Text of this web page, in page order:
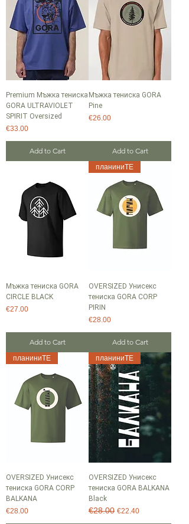
Premium Мъжка тениска
GORA ULTRAVIOLET
SPIRIT Oversized
Price
€33.00
Add to Cart
Мъжка тениска GORA
Pine
Price
€26.00
Add to Cart
Мъжка тениска GORA
CIRCLE BLACK
Price
€27.00
Add to Cart
планиниТЕ
OVERSIZED Унисекс
тениска GORA CORP
PIRIN
Price
€28.00
Add to Cart
планиниТЕ
OVERSIZED Унисекс
тениска GORA CORP
BALKANA
Price
€28.00
планиниТЕ
OVERSIZED Унисекс
тениска GORA BALKANA
Black
Regular Price
€28.00 Sale Price
€22.40